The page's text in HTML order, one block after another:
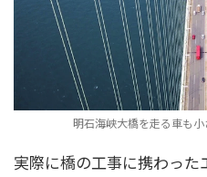
明石海峡大橋を走る車も
実際に橋の工事に携わっ